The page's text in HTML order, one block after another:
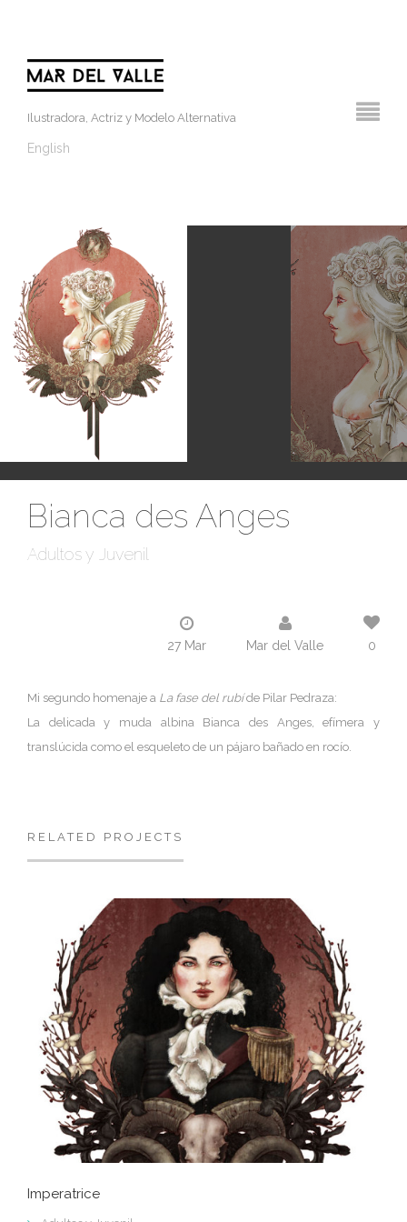
Ilustradora, Actriz y Modelo Alternativa
English
Bianca des Anges
Adultos y Juvenil
27 Mar Mar del Valle 0
Mi segundo homenaje a La fase del rubíde Pilar Pedraza:
La delicada y muda albina Bianca des Anges, efímera y
translúcida como el esqueleto de un pájaro bañado en rocío.
RELATED PROJECTS
Imperatrice